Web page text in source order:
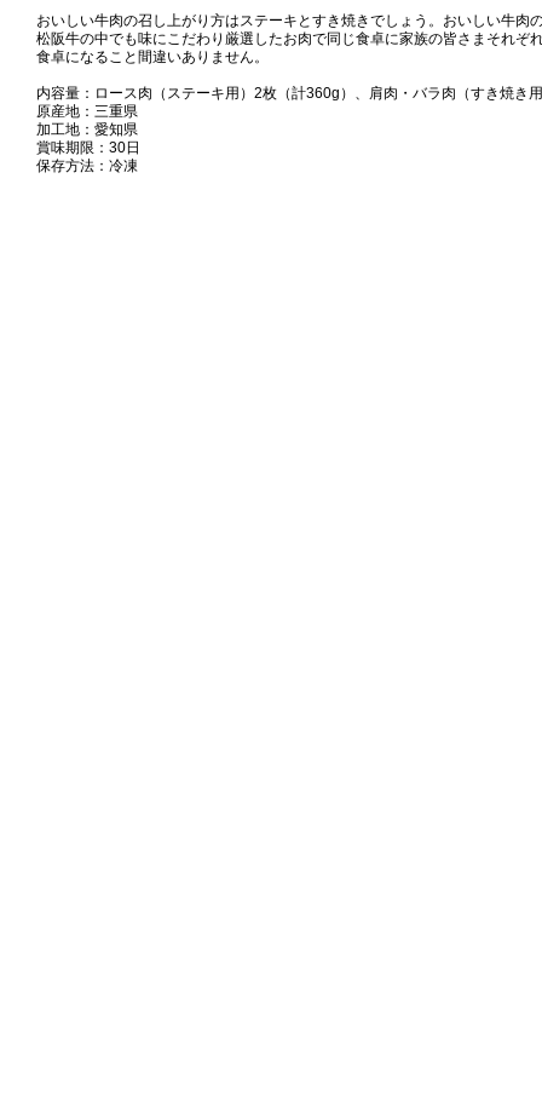
おいしい牛肉の召し上がり方はステーキとすき焼きでしょう。おいしい牛
松阪牛の中でも味にこだわり厳選したお肉で同じ食卓に家族の皆さまそれ
食卓になること間違いありません。
内容量：ロース肉（ステーキ用）2枚（計360g）、肩肉・バラ肉（すき焼き
原産地：三重県
加工地：愛知県
賞味期限：30日
保存方法：冷凍